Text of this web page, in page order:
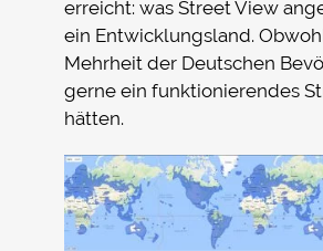
erreicht: was Street View
ein Entwicklungsland.
Mehrheit der Deutschen
gerne ein funktionierendes
hätten.